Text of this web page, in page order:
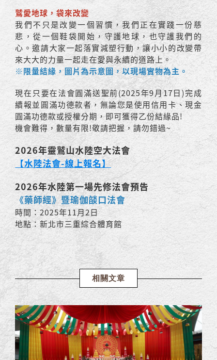
鷲愛地球，袋來改變
我們不只是改變一個習慣，我們正在實踐一份慈
悲，從一個鞋袋開始，守護地球，也守護我們的
心。邀請大家一起落實減塑行動，讓小小的改變帶
來大大的力量一起走在愛與永續的道路上。
※限量結緣，圖片為示意圖，以現場實物為主。
現在只要在法會圓滿送聖前(2025年9月17日)完成
續報並圓滿功德款者，無論您是使用信用卡、現金
圓滿功德款或授權分期，即可獲得乙份結緣品!
機會難得，數量有限!敬請把握，請勿錯過~
2026年靈鷲山水陸空大法會
【水陸法會-線上報名】
2026年水陸第一場先修法會預告
《藥師經》暨瑜伽燄口法會
時間：2025年11月2日
地點：新北市三重綜合體育館
相關文章